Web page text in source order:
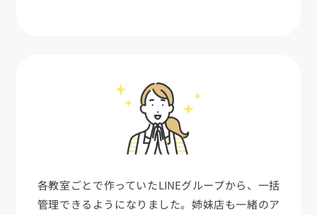
各教室ごとで作っていたLINEグループから、一括
管理できるようになりました。姉妹店も一緒のア